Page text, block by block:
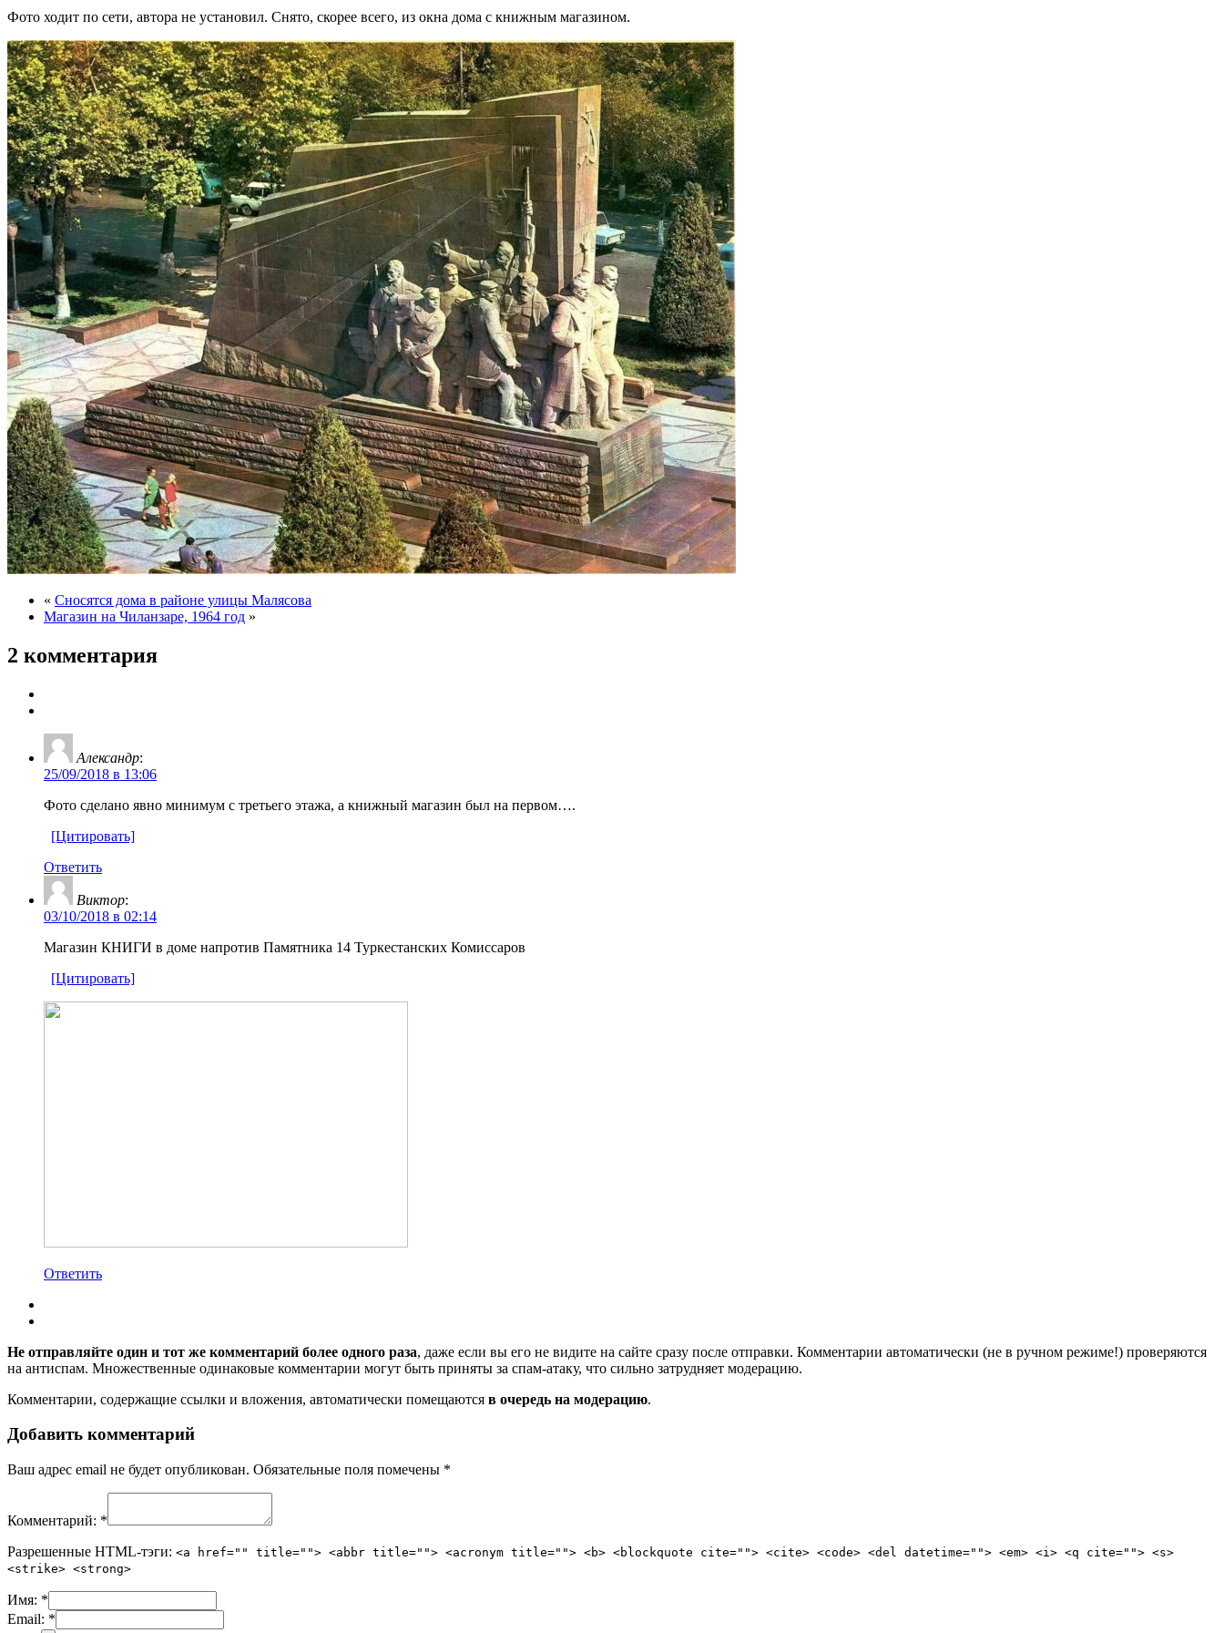
Фото ходит по сети, автора не установил. Снято, скорее всего, из окна дома с книжным магазином.
« Сносятся дома в районе улицы Малясова
Магазин на Чиланзаре, 1964 год »
2 комментария
Александр:
25/09/2018 в 13:06
Фото сделано явно минимум с третьего этажа, а книжный магазин был на первом….
[Цитировать]
Ответить
Виктор:
03/10/2018 в 02:14
Магазин КНИГИ в доме напротив Памятника 14 Туркестанских Комиссаров
[Цитировать]
Ответить
Не отправляйте один и тот же комментарий более одного раза, даже если вы его не видите на сайте сразу после отправки. Комментарии автоматически (не в ручном режиме!) проверяются
на антиспам. Множественные одинаковые комментарии могут быть приняты за спам-атаку, что сильно затрудняет модерацию.
Комментарии, содержащие ссылки и вложения, автоматически помещаются в очередь на модерацию.
Добавить комментарий
Ваш адрес email не будет опубликован. Обязательные поля помечены *
Комментарий: *
Разрешенные HTML-тэги: <a href="" title=""> <abbr title=""> <acronym title=""> <b> <blockquote cite=""> <cite> <code> <del datetime=""> <em> <i> <q cite=""> <s>
<strike> <strong>
Имя: *
Email: *